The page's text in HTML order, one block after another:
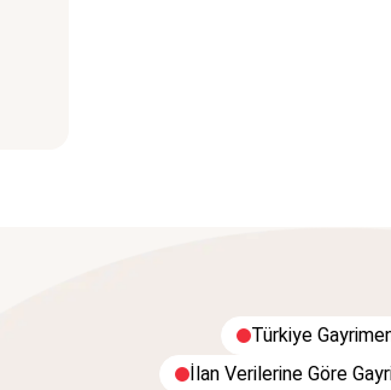
Türkiye
İlan Verilerine Göre